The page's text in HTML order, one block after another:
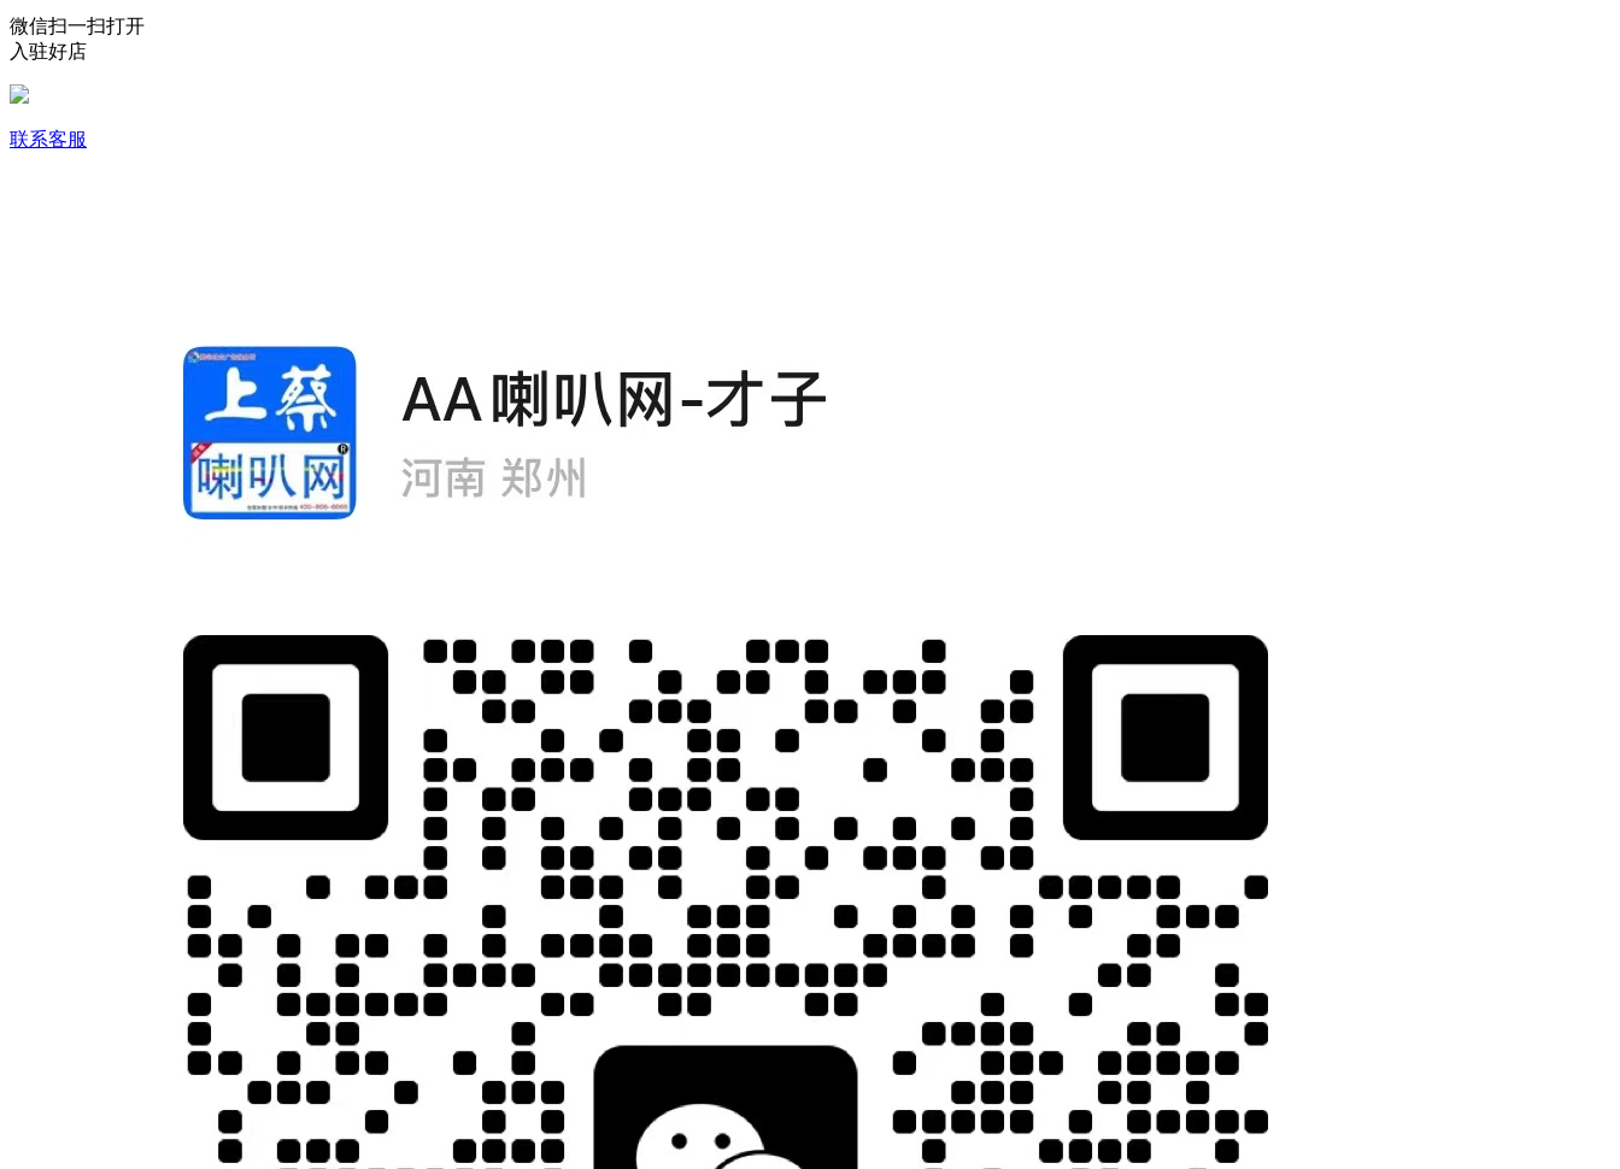
微信扫一扫打开
入驻好店
联系客服